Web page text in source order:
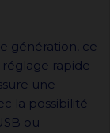
génération, ce
rapide
une
la possibilité
ou